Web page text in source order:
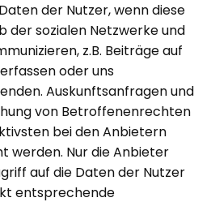
der Nutzer, wenn diese
der sozialen Netzwerke und
z.B. Beiträge auf
oder uns
Auskunftsanfragen und
von Betroffenenrechten
bei den Anbietern
werden. Nur die Anbieter
auf die Daten der Nutzer
entsprechende